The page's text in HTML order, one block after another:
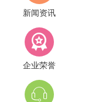
新闻资讯
企业荣誉